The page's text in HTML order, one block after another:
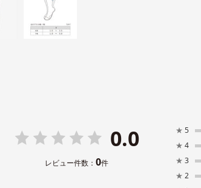
0.0
レビュー件数： 0件
★ 5
★ 4
★ 3
★ 2